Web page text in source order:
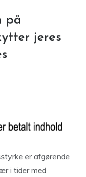
på
jeres
er afgørende
i tider med